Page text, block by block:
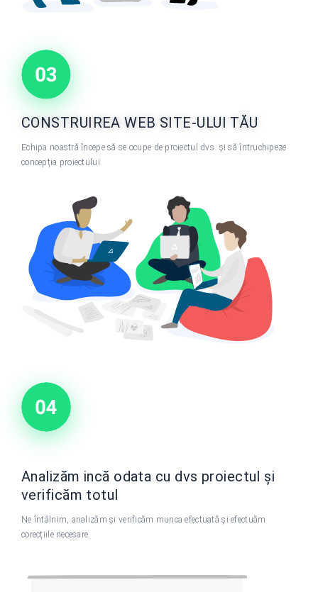
CONSTRUIREA WEB SITE-ULUI TĂU
Echipa noastră începe să se ocupe de proiectul dvs. și să întruchipeze
concepția proiectului.
Analizăm incă odata cu dvs proiectul și
verificăm totul
Ne întâlnim, analizăm și verificăm munca efectuată și efectuăm
corecțiile necesare.